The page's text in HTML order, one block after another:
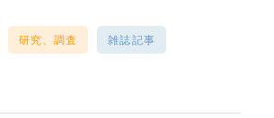
研究、調査 雑誌記事